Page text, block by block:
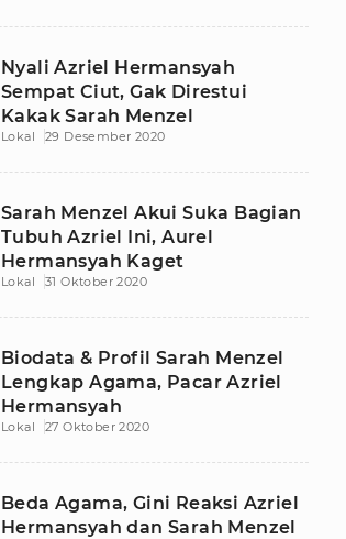
Nyali Azriel Hermansyah
Sempat Ciut, Gak Direstui
Kakak Sarah Menzel
Lokal 29 Desember 2020
Sarah Menzel Akui Suka Bagian
Tubuh Azriel Ini, Aurel
Hermansyah Kaget
Lokal 31 Oktober 2020
Biodata & Profil Sarah Menzel
Lengkap Agama, Pacar Azriel
Hermansyah
Lokal 27 Oktober 2020
Beda Agama, Gini Reaksi Azriel
Hermansyah dan Sarah Menzel